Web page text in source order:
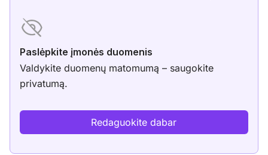
Paslėpkite įmonės duomenis
Valdykite duomenų matomumą – saugokite
privatumą.
Redaguokite dabar